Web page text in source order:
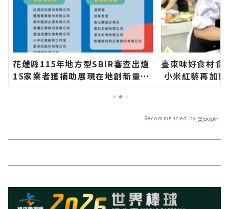
花蓮縣115年地方型SBIR審查出爐
15家業者獲補助展現在地創新量能
∣花蓮新聞網官方網站各類新聞－
最快速的今日新聞報導 最新的在地
臺東味好食材
小米紅藜再加
蓮新聞網官方網
Recommended by